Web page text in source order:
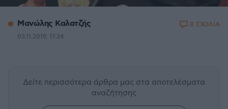
Μανώλης Καλατζής
03.11.2019, 17:24
8 ΣΧΟΛΙΑ
Δείτε περισσότερα άρθρα μας στα αποτελέσματα
αναζήτησης